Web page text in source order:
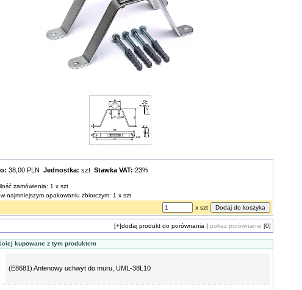
38,00 PLN Jednostka: szt Stawka VAT: 23%
zamówienia: 1 x szt
najmniejszym opakowaniu zbiorczym: 1 x szt
x szt
[+]dodaj produkt do porównania | pokaż porównanie [0]
kupowane z tym produktem
(E8681) Antenowy uchwyt do muru, UML-38L10